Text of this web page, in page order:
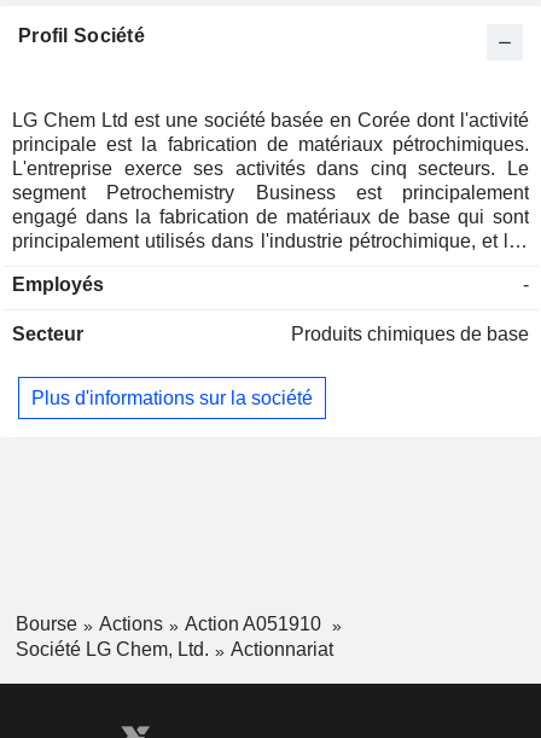
Japon
0,01 %
Profil Société
LG Chem Ltd est une société basée en Corée dont l'activité
principale est la fabrication de matériaux pétrochimiques.
L'entreprise exerce ses activités dans cinq secteurs. Le
segment Petrochemistry Business est principalement
engagé dans la fabrication de matériaux de base qui sont
principalement utilisés dans l'industrie pétrochimique, et les
(PVC), le polyéthylène basse densité (LDPE), le polystyrène
LG Energy Solution Business se consacre principalement à
portables, les automobiles et les batteries de stockage. Le
segment Advanced Materials Business produit
Employés -
Secteur Produits chimiques de base
Plus d'informations sur la société
Bourse Actions
Action A051910
Société LG Chem, Ltd.
Actionnariat